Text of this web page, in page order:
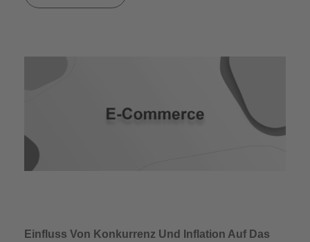
Einfluss Von Konkurrenz Und Inflation Auf Das